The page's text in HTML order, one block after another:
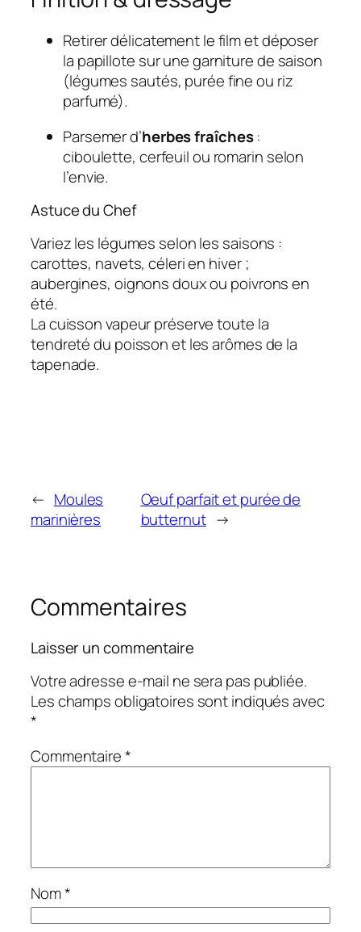
Retirer délicatement le film et déposer
la papillote sur une garniture de saison
(légumes sautés, purée fine ou riz
parfumé).
Parsemer d’herbes fraîches:
ciboulette, cerfeuil ou romarin selon
l’envie.
Astuce du Chef
Variez les légumes selon les saisons :
carottes, navets, céleri en hiver ;
aubergines, oignons doux ou poivrons en
été.
La cuisson vapeur préserve toute la
tendreté du poisson et les arômes de la
tapenade.
← Moules
marinières
Oeuf parfait et purée de
butternut →
Commentaires
Laisser un commentaire
Votre adresse e-mail ne sera pas publiée.
Les champs obligatoires sont indiqués avec
*
Commentaire*
Nom*